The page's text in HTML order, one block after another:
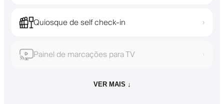
Quiosque de self check-in ›
Painel de marcações para TV ›
VER MAIS ↓